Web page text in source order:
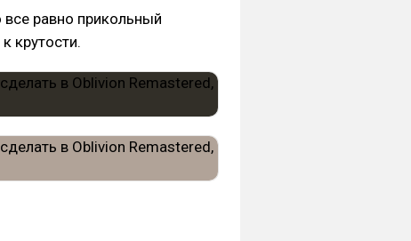
равно прикольный
крутости.